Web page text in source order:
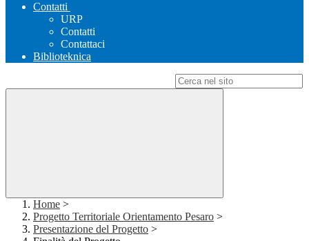
Contatti
URP
Contatti
Contattaci
Biblioteknica
Home >
Progetto Territoriale Orientamento Pesaro >
Presentazione del Progetto >